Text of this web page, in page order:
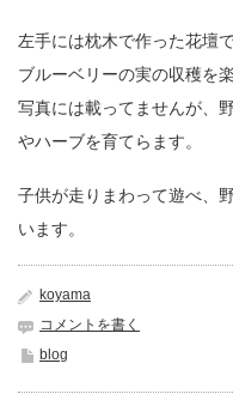
左手には枕木で作った花壇
ブルーベリーの実の収穫を
写真には載ってませんが、
やハーブを育てらます。
子供が走りまわって遊べ、
います。
koyama
コメントを書く
blog